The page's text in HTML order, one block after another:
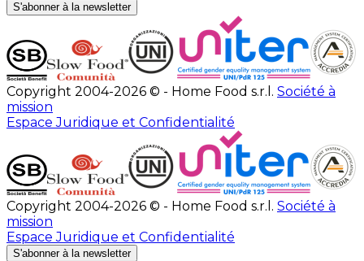
S'abonner à la newsletter
Copyright 2004-2026 © - Home Food s.r.l. Société à
mission
Espace Juridique et Confidentialité
Copyright 2004-2026 © - Home Food s.r.l. Société à
mission
Espace Juridique et Confidentialité
S'abonner à la newsletter